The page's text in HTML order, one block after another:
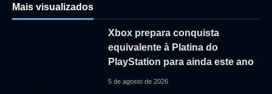
Mais visualizados
Xbox prepara conquista
equivalente à Platina do
PlayStation para ainda este ano
5 de agosto de 2026